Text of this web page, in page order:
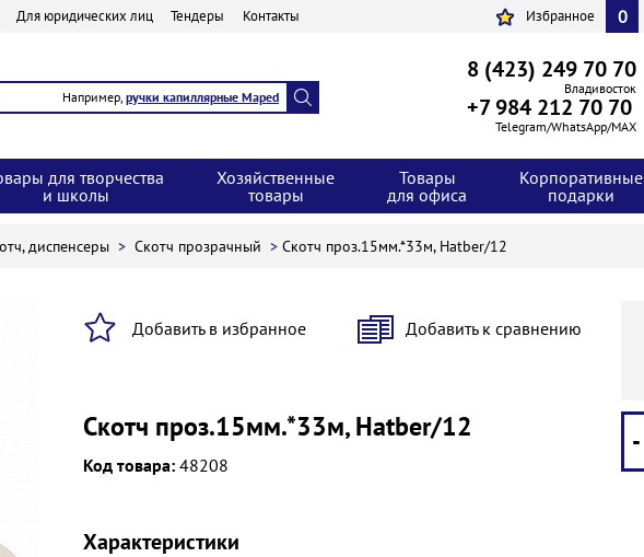
Для юридических лиц Тендеры Контакты Избранное 0
Например, ручки капиллярные Maped
8 (423) 249 70 70
Владивосток
+7 984 212 70 70
Telegram/WhatsApp/MAX
для творчества
и школы
Хозяйственные
товары
Товары
для офиса
Корпоративные
подарки
диспенсеры > Скотч прозрачный > Скотч проз.15мм.*33м, Hatber/12
Добавить в избранное Добавить к сравнению
Скотч проз.15мм.*33м, Hatber/12
Код товара: 48208
Характеристики
-